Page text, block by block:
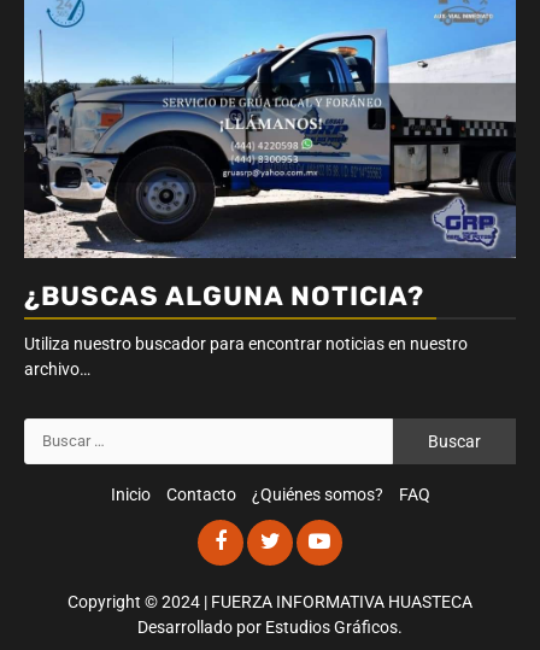
¿BUSCAS ALGUNA NOTICIA?
Utiliza nuestro buscador para encontrar noticias en nuestro
archivo…
Inicio Contacto ¿Quiénes somos? FAQ
Facebook
TwitterYoutube
Copyright © 2024 | FUERZA INFORMATIVA HUASTECA
Desarrollado por Estudios Gráficos.